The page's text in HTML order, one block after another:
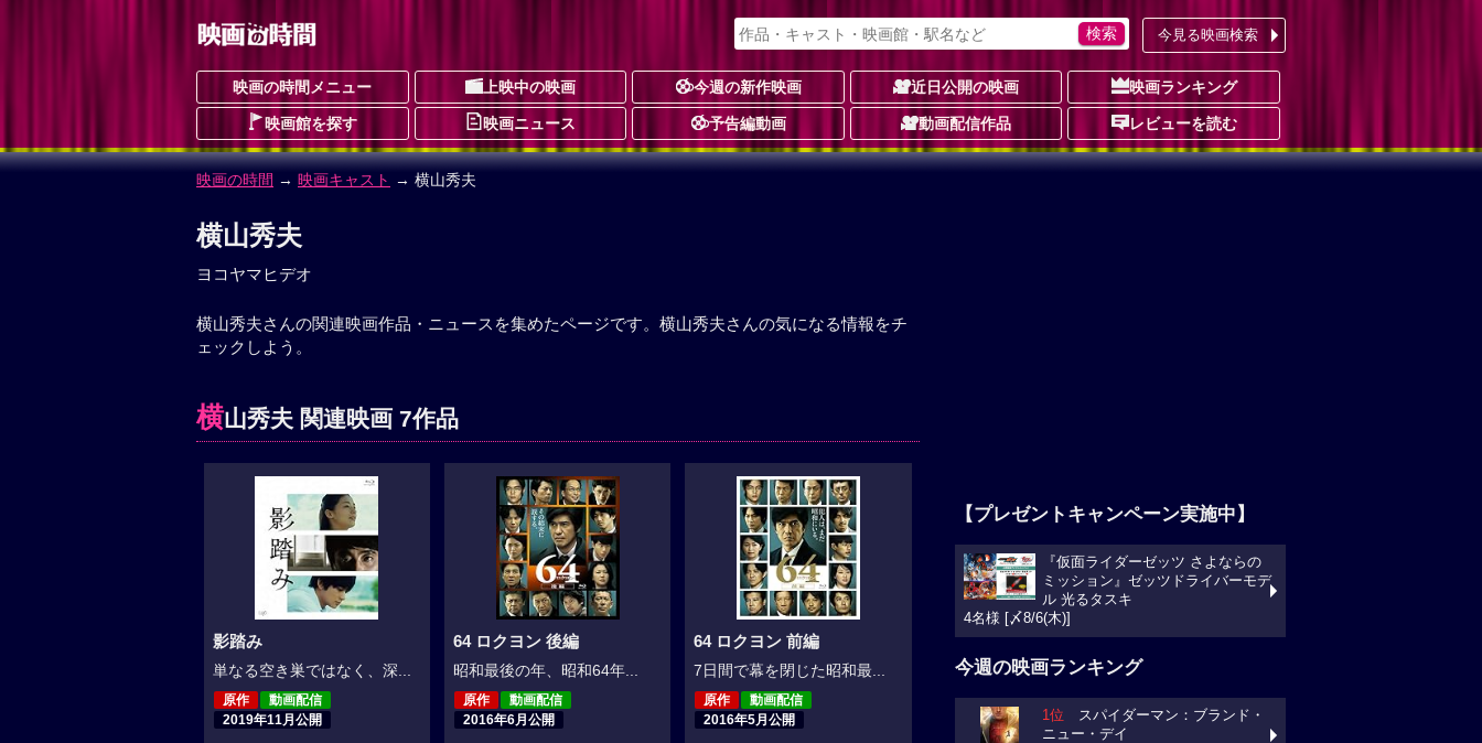
今見る映画検索
映画の時間メニュー 上映中の映画 今週の新作映画 近日公開の映画 映画ランキング
映画館を探す 映画ニュース 予告編動画 動画配信作品 レビューを読む
映画の時間 → 映画キャスト → 横山秀夫
横山秀夫
ヨコヤマヒデオ
横山秀夫さんの関連映画作品・ニュースを集めたページです。横山秀夫さんの気になる情報をチ
ェックしよう。
横山秀夫 関連映画 7作品
影踏み
単なる空き巣ではなく、深...
原作
動画配信
2019年11月公開
64 ロクヨン 後編
昭和最後の年、昭和64年...
原作
動画配信
2016年6月公開
64 ロクヨン 前編
7日間で幕を閉じた昭和最...
原作
動画配信
2016年5月公開
【プレゼントキャンペーン実施中】
『仮面ライダーゼッツ さよならの
ミッション』ゼッツドライバーモデ
ル 光るタスキ
4名様 [〆8/6(木)]
今週の映画ランキング
1位 スパイダーマン：ブランド・
ニュー・デイ